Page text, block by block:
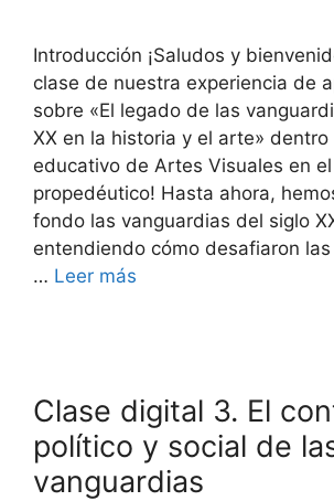
Introducción ¡Saludos y
clase de nuestra experiencia de
sobre «El legado de las
XX en la historia y el arte»
educativo de Artes Visuales en
propedéutico! Hasta ahora,
fondo las vanguardias del siglo
entendiendo cómo desafiaron
… Leer más
Clase digital 3. El
político y social de
vanguardias